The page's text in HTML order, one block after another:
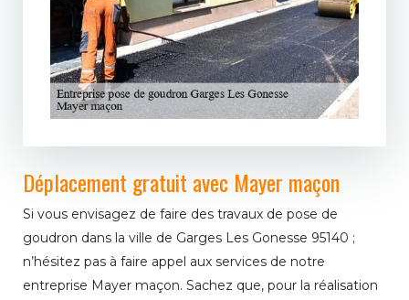
Déplacement gratuit avec Mayer maçon
Si vous envisagez de faire des travaux de pose de
goudron dans la ville de Garges Les Gonesse 95140 ;
n’hésitez pas à faire appel aux services de notre
entreprise Mayer maçon. Sachez que, pour la réalisation